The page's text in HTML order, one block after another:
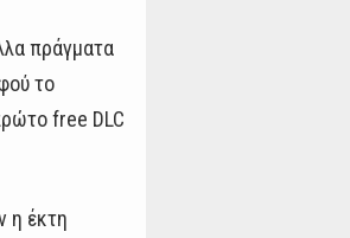
πράγματα
το
free DLC
η έκτη